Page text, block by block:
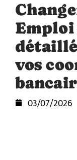
vos
03/07/2026